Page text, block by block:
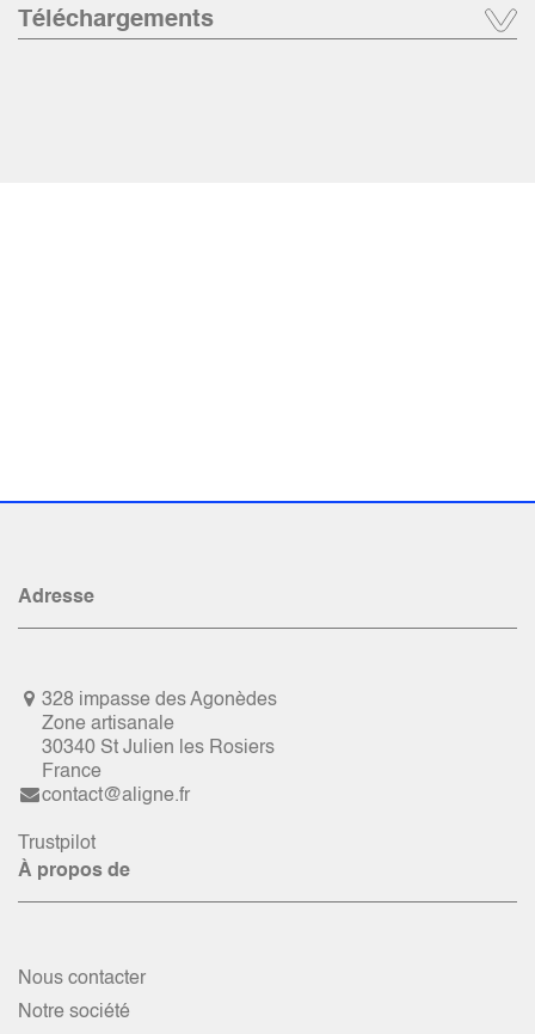
Téléchargements
Adresse
328 impasse des Agonèdes
Zone artisanale
30340 St Julien les Rosiers
France
contact@aligne.fr
Trustpilot
À propos de
Nous contacter
Notre société